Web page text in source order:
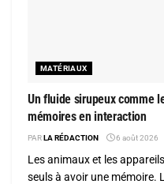
MATÉRIAUX
Un fluide sirupeux comme
mémoires en interaction
PARLA RÉDACTION 6 août 2026
Les animaux et les
seuls à avoir une mémoire.